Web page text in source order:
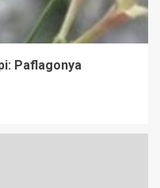
Paflagonya